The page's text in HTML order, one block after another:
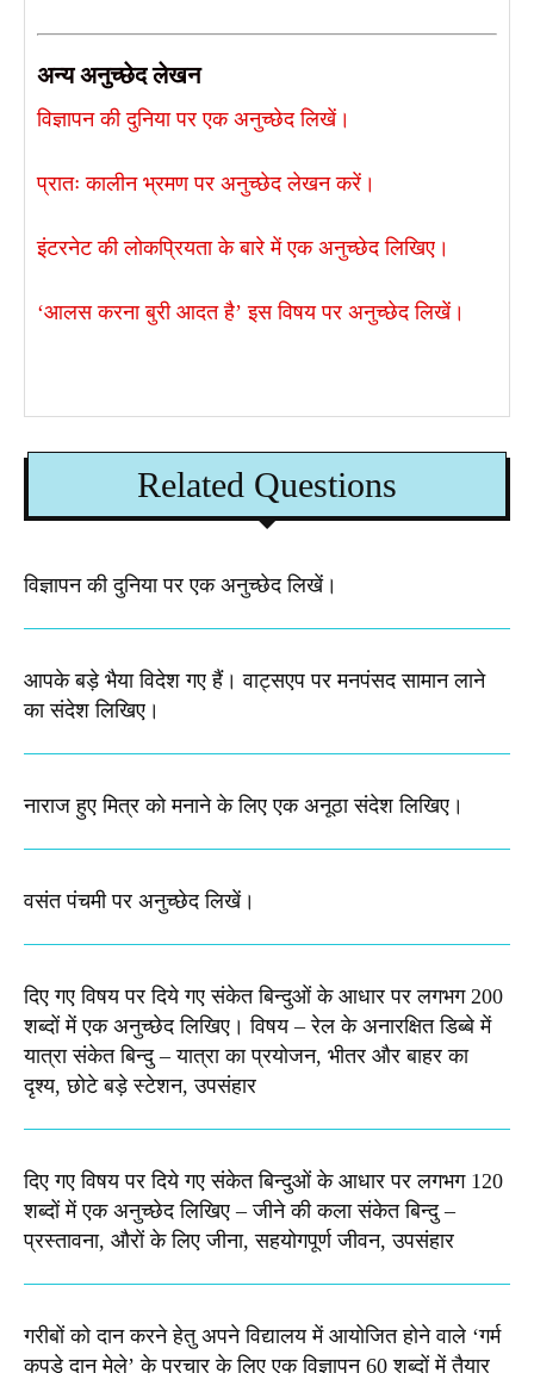
अन्य अनुच्छेद लेखन
विज्ञापन की दुनिया पर एक अनुच्छेद लिखें।
प्रातः कालीन भ्रमण पर अनुच्छेद लेखन करें।
इंटरनेट की लोकप्रियता के बारे में एक अनुच्छेद लिखिए।
‘आलस करना बुरी आदत है’ इस विषय पर अनुच्छेद लिखें।
Related Questions
विज्ञापन की दुनिया पर एक अनुच्छेद लिखें।
आपके बड़े भैया विदेश गए हैं। वाट्सएप पर मनपंसद सामान लाने
का संदेश लिखिए।
नाराज हुए मित्र को मनाने के लिए एक अनूठा संदेश लिखिए।
वसंत पंचमी पर अनुच्छेद लिखें।
दिए गए विषय पर दिये गए संकेत बिन्दुओं के आधार पर लगभग 200
शब्दों में एक अनुच्छेद लिखिए। विषय – रेल के अनारक्षित डिब्बे में
यात्रा संकेत बिन्दु – यात्रा का प्रयोजन, भीतर और बाहर का
दृश्य, छोटे बड़े स्टेशन, उपसंहार
दिए गए विषय पर दिये गए संकेत बिन्दुओं के आधार पर लगभग 120
शब्दों में एक अनुच्छेद लिखिए – जीने की कला संकेत बिन्दु –
प्रस्तावना, औरों के लिए जीना, सहयोगपूर्ण जीवन, उपसंहार
गरीबों को दान करने हेतु अपने विद्यालय में आयोजित होने वाले ‘गर्म
कपड़े दान मेले’ के प्रचार के लिए एक विज्ञापन 60 शब्दों में तैयार